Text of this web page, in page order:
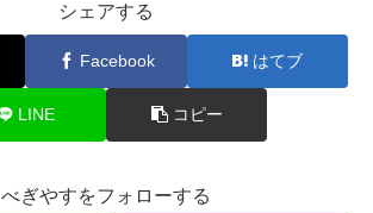
シェアする
Facebook はてブ
LINE コピー
べぎやすをフォローする